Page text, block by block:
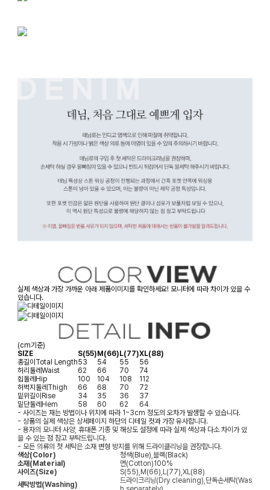
실제 색상과 가장 가까운 아래 제품이미지를 확인하세요! 모니터에 따라 차이가 있을 수
있습니다.
(cm기준)
SIZE
S(55) M(66) L(77)XL(88)
총길이 Total Length53 54 55
56
허리둘레 Waist 62 66 70
74
힙둘레 Hip 100 104 108
112
허벅지둘레 Thigh 66 68 70
72
밑위길이 Rise 34 35 36
37
밑단둘레 Hem 58 60 62
64
- 사이즈는 재는 방법이나 위치에 따라 1~3cm 정도의 오차가 발생할 수 있습니다.
- 상품의 실제 색상은 상세페이지 하단의 디테일 컷과 가장 유사합니다.
- 용자의 모니터 사양, 휴대폰 기종 및 해상도 설정에 따라 실제 색상과 다소 차이가 있
을 수 있는 점 참고 부탁드립니다.
- 모든 의류의 첫 세탁은 소재 변형 방지를 위해 드라이클리닝을 권장합니다.
색상(Color)
청색(Blue),블랙(Black)
소재(Material)
면(Cotton)100%
사이즈(Size)
S(55),M(66),L(77),XL(88)
세탁방법(Washing)
드라이크리닝(Dry cleaning),단독손세탁(Was